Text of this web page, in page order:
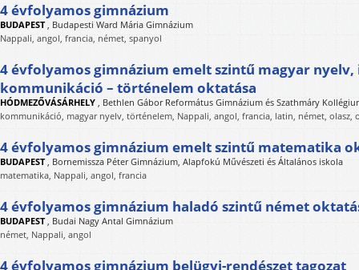
4 évfolyamos gimnázium
BUDAPEST, Budapesti Ward Mária Gimnázium
Nappali, angol, francia, német, spanyol
4 évfolyamos gimnázium emelt szintű magyar
kommunikáció – történelem oktatása
HÓDMEZŐVÁSÁRHELY , Bethlen Gábor Református Gimnázium és Szathmáry
kommunikáció, magyar nyelv, történelem, Nappali, angol, francia, latin, német, olasz,
4 évfolyamos gimnázium emelt szintű matematika
BUDAPEST, Bornemissza Péter Gimnázium, Alapfokú Művészeti és Általános iskola
matematika, Nappali, angol, francia
4 évfolyamos gimnázium haladó szintű német
BUDAPEST, Budai Nagy Antal Gimnázium
német, Nappali, angol
4 évfolyamos gimnázium belügyi-rendészet tagozat